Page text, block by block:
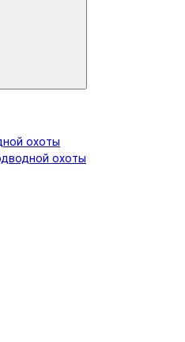
охоты
охоты